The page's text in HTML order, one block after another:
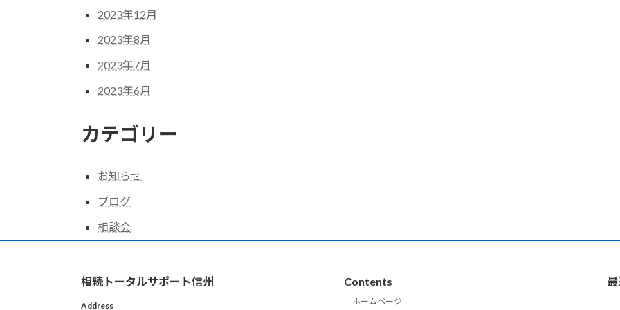
2023年12月
2023年8月
2023年7月
2023年6月
カテゴリー
お知らせ
ブログ
相談会
相続トータルサポート信州
Address
Contents
ホームページ